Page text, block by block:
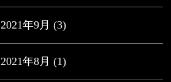
2021年9月 (3)
2021年8月 (1)